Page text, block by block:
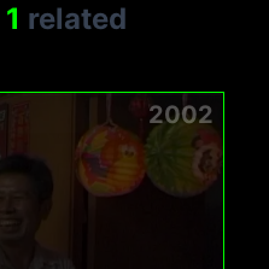
1 related
2002